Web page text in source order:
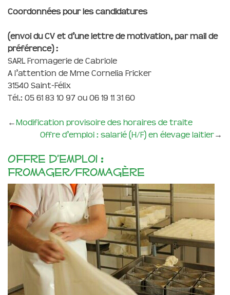
Coordonnées pour les candidatures
(envoi du CV et d’une lettre de motivation, par mail de
préférence) :
SARL Fromagerie de Cabriole
A l’attention de Mme Cornelia Fricker
31540 Saint-Félix
Tél.: 05 61 83 10 97 ou 06 19 11 31 60
←Modification provisoire des horaires de traite
Offre d’emploi : salarié (H/F) en élevage laitier→
Offre d’emploi :
fromager/fromagère